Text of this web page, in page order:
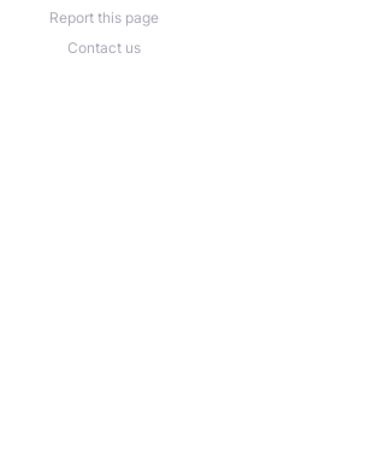
Report this page
Contact us